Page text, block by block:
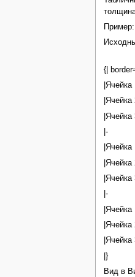
Пример:
{|
|Ячейка
|Ячейка
|Ячейка
|-
|Ячейка
|Ячейка
|Ячейка
|-
|Ячейка
|Ячейка
|Ячейка
|}
Вид в